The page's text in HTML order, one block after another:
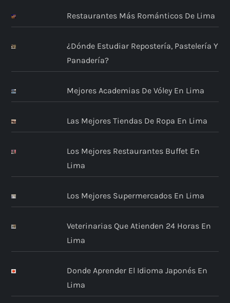
Restaurantes Más Románticos De Lima
¿Dónde Estudiar Repostería, Pastelería Y
Panadería?
Mejores Academias De Vóley En Lima
Las Mejores Tiendas De Ropa En Lima
Los Mejores Restaurantes Buffet En
Lima
Los Mejores Supermercados En Lima
Veterinarias Que Atienden 24 Horas En
Lima
Donde Aprender El Idioma Japonés En
Lima